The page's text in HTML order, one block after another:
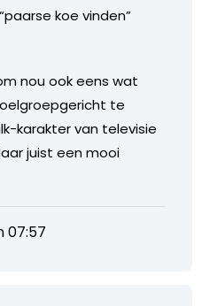
koe vinden”
nou ook eens wat
te
karakter van televisie
juist een mooi
07:57